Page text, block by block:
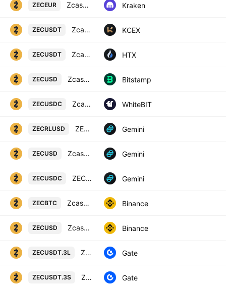
ZECEUR Zcash / Euro Kraken
ZECUSDT Zcash / USDT KCEX
ZECUSDT Zcash / Tether USD HTX
ZECUSD Zcash / U.S. dollar Bitstamp
ZECUSDC Zcash / USD Coin WhiteBIT
ZECRLUSD ZECRL / U.S. Dollar Gemini
ZECUSD Zcash / U.S. Dollar Gemini
ZECUSDC ZECU / SDC Gemini
ZECBTC Zcash / Bitcoin Binance
ZECUSD Zcash / US Dollar Binance
ZECUSDT.3L ZEC3xLong/Tether Gate
ZECUSDT.3S ZEC3xShort/Tether Gate